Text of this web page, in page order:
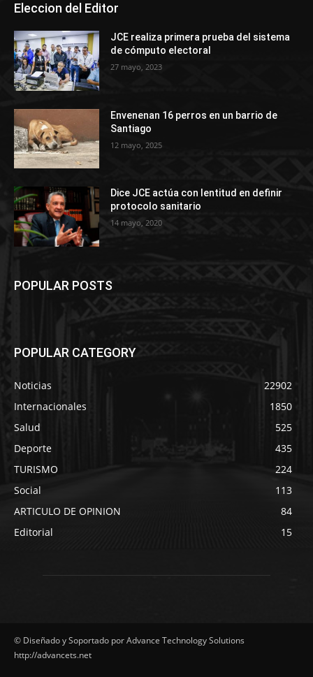
Eleccion del Editor
JCE realiza primera prueba del sistema
de cómputo electoral
27 mayo, 2023
Envenenan 16 perros en un barrio de
Santiago
12 mayo, 2025
Dice JCE actúa con lentitud en definir
protocolo sanitario
14 mayo, 2020
POPULAR POSTS
POPULAR CATEGORY
Noticias
22902
Internacionales
1850
Salud
525
Deporte
435
TURISMO
224
Social
113
ARTICULO DE OPINION
84
Editorial
15
© Diseñado y Soportado por Advance Technology Solutions
http://advancets.net